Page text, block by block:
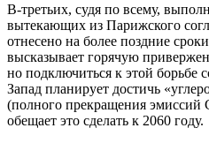
В-третьих, судя по всему,
вытекающих из Парижского
отнесено на более поздние
высказывает горячую
но подключиться к этой борьбе
Запад планирует достичь
(полного прекращения эмиссий
обещает это сделать к 2060 году.